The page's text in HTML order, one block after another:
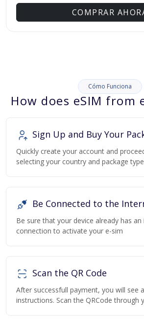
COMPRAR
Cómo Funciona
How does eSIM from
Sign Up and Buy Your
Quickly create your account and
selecting your country and package
Be Connected to the
Be sure that your device already has
connection to activate your e-sim
Scan the QR Code
After successfull payment, you will see
instructions. Scan the QRCode through